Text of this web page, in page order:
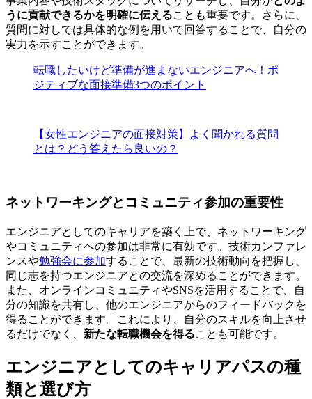
うに貢献できるかを明確に伝えることも重要です。さらに、
質問に対しては具体的な例を用いて回答することで、自分の
実力を示すことができます。
転職したいけど準備が進まないエンジニアへ！ポ
ジティブな面接準備3つのポイント
【女性エンジニアの面接対策】よく聞かれる質問
とは？どう答えたら良いの？
ネットワーキングとコミュニティ参加の重要性
エンジニアとしてのキャリアを築く上で、ネットワーキング
やコミュニティへの参加は非常に有効です。技術カンファレ
ンスや勉強会に参加することで、最新の技術動向を把握し、
同じ志を持つエンジニアとの交流を深めることができます。
また、オンラインコミュニティやSNSを活用することで、自
分の知識を共有し、 他のエンジニアからのフィードバックを
得る ことができます。これにより、自分のスキルを向上させ
るだけでなく、 新たな転職機会を得ることも可能です。
エンジニアとしてのキャリアパスの種
類と選び方